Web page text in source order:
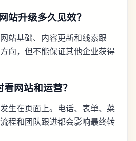
站升级多久见效？
站基础、内容更新和线索跟
向，但不能保证其他企业获得
网站和运营？
生在页面上。电话、表单、菜
程和团队跟进都会影响最终转